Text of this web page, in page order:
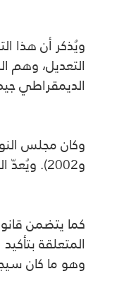
ويُذكر أن هذا
التعديل، وهم
الديمقراطي
و2002). ويُعدّ التصويت الحالي خطوة تشريعية جديدة تهدف إلى إعادة ضبط ميزان السلطة بين السلطتين التنفيذية والتشريعية فيما يتعلق بقرارات الحرب.
المتعلقة
وهو ما كان